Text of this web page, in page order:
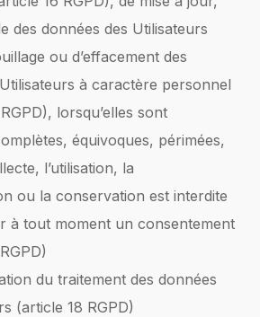
des données des Utilisateurs
ou d’effacement des
à caractère personnel
lorsqu’elles sont
équivoques, périmées,
l’utilisation, la
ou la conservation est interdite
à tout moment un consentement
du traitement des données
(article 18 RGPD)